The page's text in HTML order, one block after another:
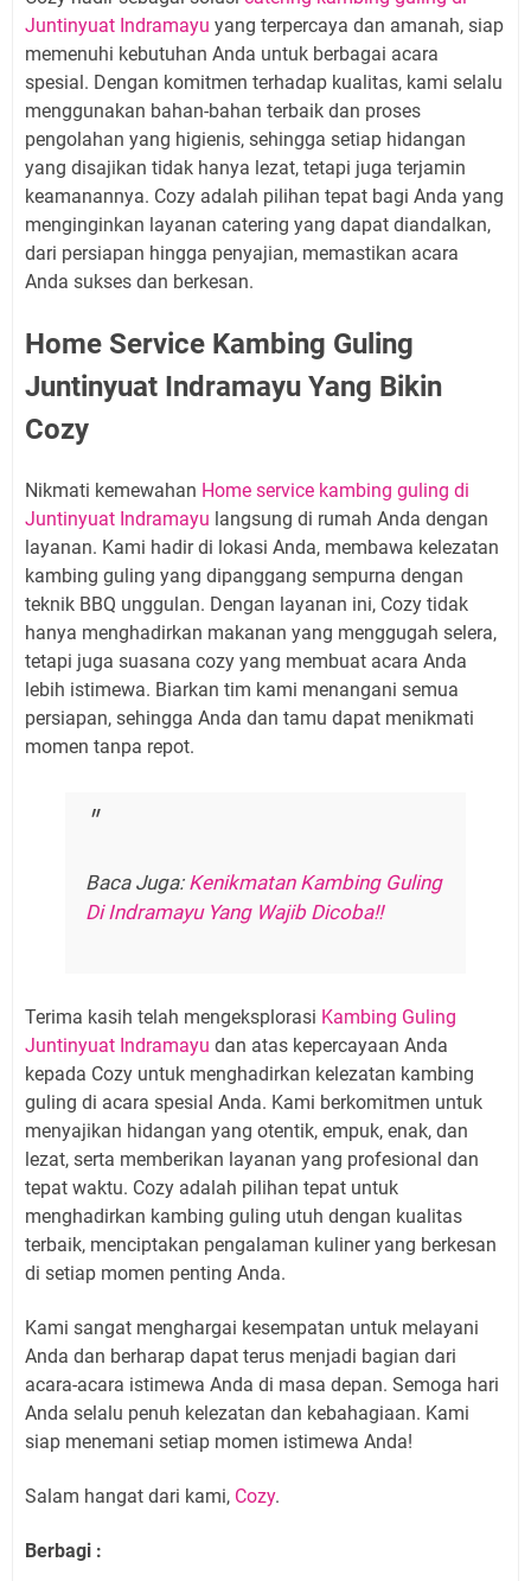
Juntinyuat Indramayu yang terpercaya dan amanah, siap
memenuhi kebutuhan Anda untuk berbagai acara
spesial. Dengan komitmen terhadap kualitas, kami selalu
menggunakan bahan-bahan terbaik dan proses
pengolahan yang higienis, sehingga setiap hidangan
yang disajikan tidak hanya lezat, tetapi juga terjamin
keamanannya. Cozy adalah pilihan tepat bagi Anda yang
menginginkan layanan catering yang dapat diandalkan,
dari persiapan hingga penyajian, memastikan acara
Anda sukses dan berkesan.
Home Service Kambing Guling
Juntinyuat Indramayu Yang Bikin
Cozy
Nikmati kemewahan Home service kambing guling di
Juntinyuat Indramayu langsung di rumah Anda dengan
layanan. Kami hadir di lokasi Anda, membawa kelezatan
kambing guling yang dipanggang sempurna dengan
teknik BBQ unggulan. Dengan layanan ini, Cozy tidak
hanya menghadirkan makanan yang menggugah selera,
tetapi juga suasana cozy yang membuat acara Anda
lebih istimewa. Biarkan tim kami menangani semua
persiapan, sehingga Anda dan tamu dapat menikmati
momen tanpa repot.
Baca Juga: Kenikmatan Kambing Guling
Di Indramayu Yang Wajib Dicoba!!
Terima kasih telah mengeksplorasi Kambing Guling
Juntinyuat Indramayu dan atas kepercayaan Anda
kepada Cozy untuk menghadirkan kelezatan kambing
guling di acara spesial Anda. Kami berkomitmen untuk
menyajikan hidangan yang otentik, empuk, enak, dan
lezat, serta memberikan layanan yang profesional dan
tepat waktu. Cozy adalah pilihan tepat untuk
menghadirkan kambing guling utuh dengan kualitas
terbaik, menciptakan pengalaman kuliner yang berkesan
di setiap momen penting Anda.
Kami sangat menghargai kesempatan untuk melayani
Anda dan berharap dapat terus menjadi bagian dari
acara-acara istimewa Anda di masa depan. Semoga hari
Anda selalu penuh kelezatan dan kebahagiaan. Kami
siap menemani setiap momen istimewa Anda!
Salam hangat dari kami, Cozy.
Berbagi :